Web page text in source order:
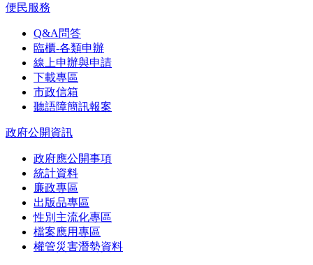
便民服務
Q&A問答
臨櫃-各類申辦
線上申辦與申請
下載專區
市政信箱
聽語障簡訊報案
政府公開資訊
政府應公開事項
統計資料
廉政專區
出版品專區
性別主流化專區
檔案應用專區
權管災害潛勢資料